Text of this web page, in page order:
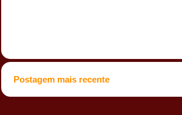
Postagem mais recente